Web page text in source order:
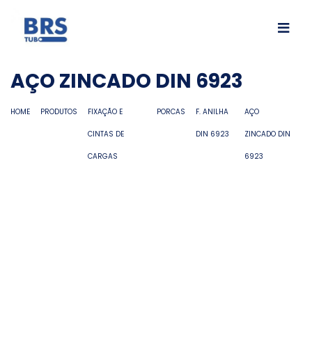
AÇO ZINCADO DIN 6923
HOME PRODUTOS FIXAÇÃO E
CINTAS DE
CARGAS
PORCAS F. ANILHA
DIN 6923
AÇO
ZINCADO DIN
6923